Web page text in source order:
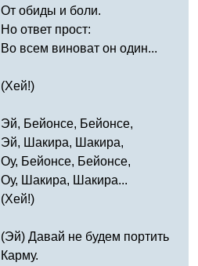
От обиды и боли.
Но ответ прост:
Во всем виноват он один...
(Хей!)
Эй, Бейонсе, Бейонсе,
Эй, Шакира, Шакира,
Оу, Бейонсе, Бейонсе,
Оу, Шакира, Шакира...
(Хей!)
(Эй) Давай не будем портить
Карму.